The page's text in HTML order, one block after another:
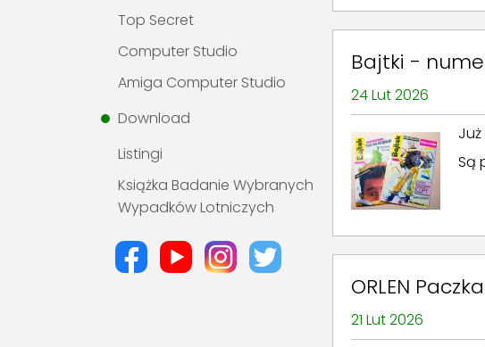
Top Secret
Computer Studio
Amiga Computer Studio
Download
Listingi
Książka Badanie Wybranych
Wypadków Lotniczych
Bajtki -
24 Lut 2026
Są
ORLEN
21 Lut 2026